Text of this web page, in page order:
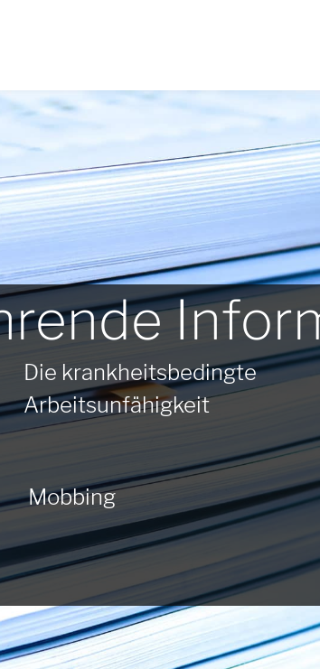
Die krankheitsbedingte
Arbeitsunfähigkeit
Mobbing